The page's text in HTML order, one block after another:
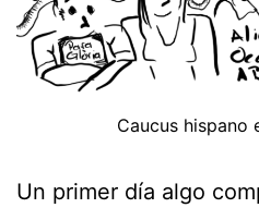
Caucus hispano
Un primer día algo